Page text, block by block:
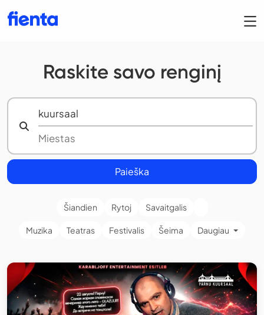
Raskite savo renginį
Paieška
Šiandien Rytoj Savaitgalis
Muzika Teatras Festivalis Šeima Daugiau